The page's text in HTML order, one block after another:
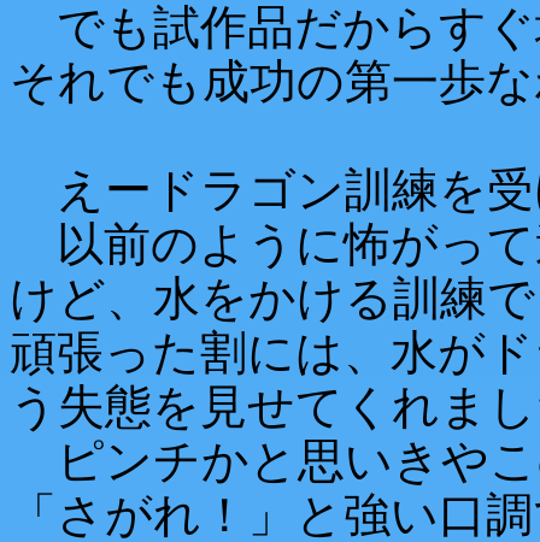
でも試作品だからす
それでも成功の第一歩
えードラゴン訓練を
以前のように怖がっ
けど、水をかける訓練
頑張った割には、水が
う失態を見せてくれま
ピンチかと思いきや
「さがれ！」と強い口